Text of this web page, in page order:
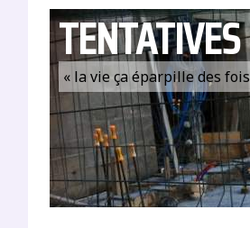
TENTATIVES
« la vie ça éparpille des